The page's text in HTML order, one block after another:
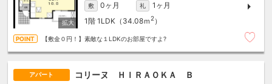
敷 0ヶ月 礼
1ヶ月
1階 1LDK（34.08ｍ2）
【敷金０円！】素敵な１LDKのお部屋ですよ?
アパート コリーヌ ＨＩＲＡＯＫＡ Ｂ